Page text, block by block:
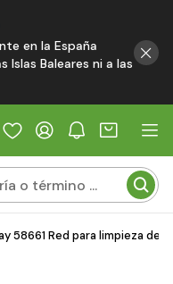
en la España
Islas Baleares ni a las
58661 Red para limpieza de